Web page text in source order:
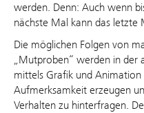
werden. Denn: Auch wenn
nächste Mal kann das letzte
Die möglichen Folgen von
„Mutproben“ werden in der
mittels Grafik und
Aufmerksamkeit erzeugen
Verhalten zu hinterfragen.